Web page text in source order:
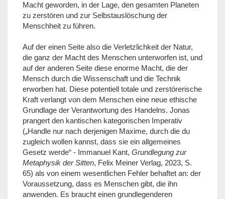
Macht geworden, in der Lage, den gesamten Planeten
zu zerstören und zur Selbstauslöschung der
Menschheit zu führen.
Auf der einen Seite also die Verletzlichkeit der Natur,
die ganz der Macht des Menschen unterworfen ist, und
auf der anderen Seite diese enorme Macht, die der
Mensch durch die Wissenschaft und die Technik
erworben hat. Diese potentiell totale und zerstörerische
Kraft verlangt von dem Menschen eine neue ethische
Grundlage der Verantwortung des Handelns. Jonas
prangert den kantischen kategorischen Imperativ
(„Handle nur nach derjenigen Maxime, durch die du
zugleich wollen kannst, dass sie ein allgemeines
Gesetz werde“ - Immanuel Kant, Grundlegung zur
Metaphysik der Sitten, Felix Meiner Verlag, 2023, S.
65) als von einem wesentlichen Fehler behaftet an: der
Voraussetzung, dass es Menschen gibt, die ihn
anwenden. Es braucht einen grundlegenderen